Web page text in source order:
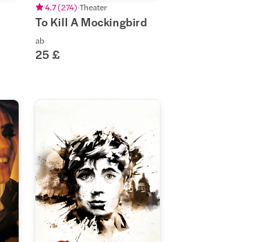
4.7(274) Theater
To Kill A Mockingbird
ab
25 £